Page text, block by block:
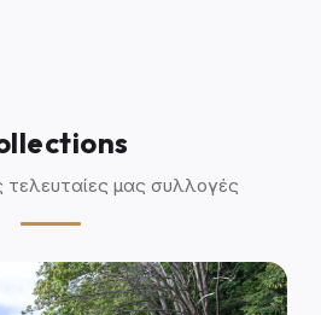
τελευταίες μας συλλογές